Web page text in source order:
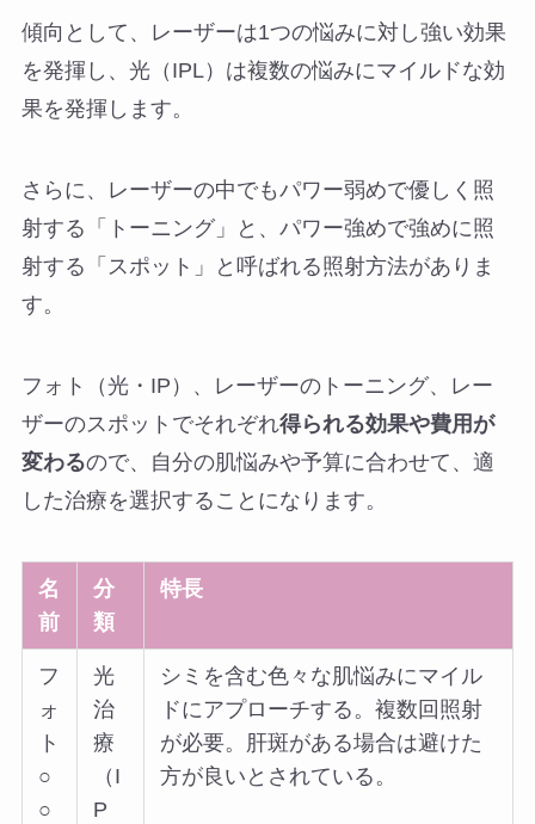
傾向として、レーザーは1つの悩みに対し強い効果
を発揮し、光（IPL）は複数の悩みにマイルドな効
果を発揮します。
さらに、レーザーの中でもパワー弱めで優しく照
射する「トーニング」と、パワー強めで強めに照
射する「スポット」と呼ばれる照射方法がありま
す。
フォト（光・IP）、レーザーのトーニング、レー
ザーのスポットでそれぞれ得られる効果や費用が
変わるので、自分の肌悩みや予算に合わせて、適
した治療を選択することになります。
名
前
分
類
特長
フ
ォ
ト
○
○
光
治
療
（I
P
シミを含む色々な肌悩みにマイル
ドにアプローチする。複数回照射
が必要。肝斑がある場合は避けた
方が良いとされている。